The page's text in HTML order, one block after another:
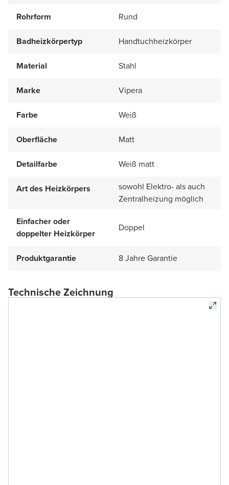
Rohrform Rund
Badheizkörpertyp Handtuchheizkörper
Material Stahl
Marke Vipera
Farbe Weiß
Oberfläche Matt
Detailfarbe Weiß matt
Art des Heizkörpers
sowohl Elektro- als auch
Zentralheizung möglich
Einfacher oder
doppelter Heizkörper
Doppel
Produktgarantie 8 Jahre Garantie
Technische Zeichnung